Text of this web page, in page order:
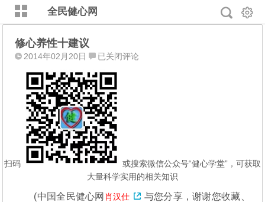
全民健心网
修心养性十建议
2014年02月20日
修
养
性
十
建
议
已关闭评论
扫码
或搜索微信公众号“健心学堂”，可获取
大量科学实用的相关知识
(中国全民健心网 肖汉仕
与您分享，谢谢您收藏、